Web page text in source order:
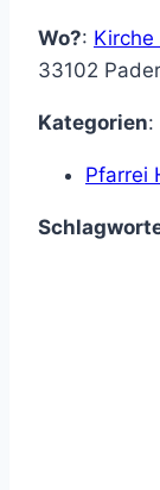
Wo?: Kirche
33102
Kategorien:
Pfarrei